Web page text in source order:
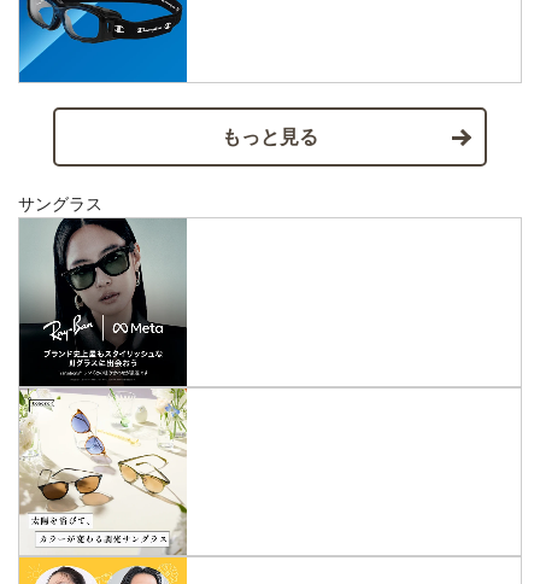
もっと見る
サングラス